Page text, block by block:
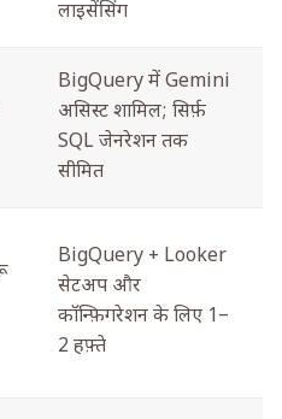
लाइसेंसिंग
BigQuery में Gemini
असिस्ट शामिल; सिर्फ़
SQL जेनरेशन तक
सीमित
BigQuery + Looker
सेटअप और
कॉन्फ़िगरेशन के लिए 1–
2 हफ़्ते